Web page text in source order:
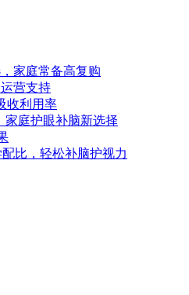
家庭常备高复购
营支持
收利用率
家庭护眼补脑新选择
比，轻松补脑护视力